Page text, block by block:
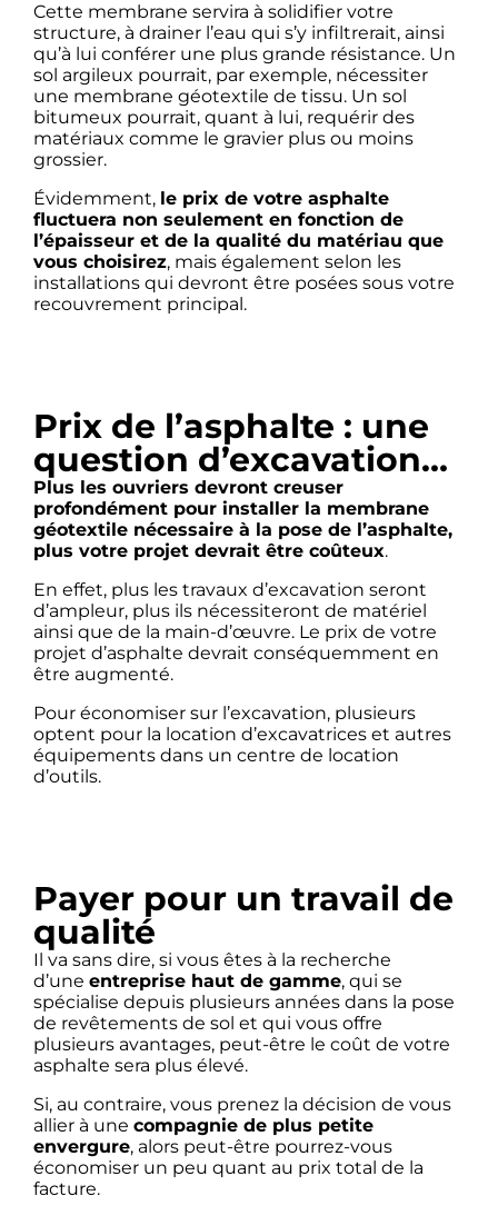
Cette membrane servira à solidifier votre
structure, à drainer l’eau qui s’y infiltrerait, ainsi
qu’à lui conférer une plus grande résistance. Un
sol argileux pourrait, par exemple, nécessiter
une membrane géotextile de tissu. Un sol
bitumeux pourrait, quant à lui, requérir des
matériaux comme le gravier plus ou moins
grossier.
Évidemment, le prix de votre asphalte
fluctuera non seulement en fonction de
l’épaisseur et de la qualité du matériau que
vous choisirez, mais également selon les
installations qui devront être posées sous votre
recouvrement principal.
Prix de l’asphalte : une
question d’excavation…
Plus les ouvriers devront creuser
profondément pour installer la membrane
géotextile nécessaire à la pose de l’asphalte,
plus votre projet devrait être coûteux.
En effet, plus les travaux d’excavation seront
d’ampleur, plus ils nécessiteront de matériel
ainsi que de la main-d’œuvre. Le prix de votre
projet d’asphalte devrait conséquemment en
être augmenté.
Pour économiser sur l’excavation, plusieurs
optent pour la location d’excavatrices et autres
équipements dans un centre de location
d’outils.
Payer pour un travail de
qualité
Il va sans dire, si vous êtes à la recherche
d’une entreprise haut de gamme, qui se
spécialise depuis plusieurs années dans la pose
de revêtements de sol et qui vous offre
plusieurs avantages, peut-être le coût de votre
asphalte sera plus élevé.
Si, au contraire, vous prenez la décision de vous
allier à une compagnie de plus petite
envergure, alors peut-être pourrez-vous
économiser un peu quant au prix total de la
facture.